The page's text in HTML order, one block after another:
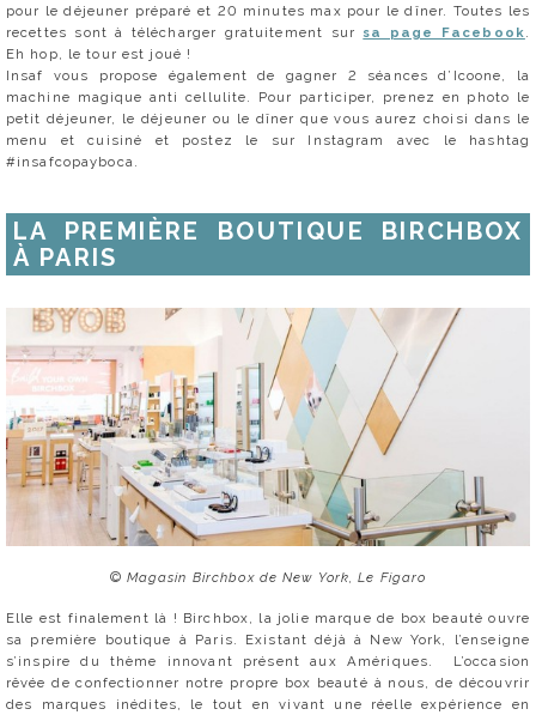
pour le déjeuner préparé et 20 minutes max pour le dîner. Toutes les
recettes sont à télécharger gratuitement sur sa page Facebook.
Eh hop, le tour est joué !
Insaf vous propose également de gagner 2 séances d’Icoone, la
machine magique anti cellulite. Pour participer, prenez en photo le
petit déjeuner, le déjeuner ou le dîner que vous aurez choisi dans le
menu et cuisiné et postez le sur Instagram avec le hashtag
#insafcopayboca.
LA PREMIÈRE BOUTIQUE BIRCHBOX
À PARIS
© Magasin Birchbox de New York, Le Figaro
Elle est finalement là ! Birchbox, la jolie marque de box beauté ouvre
sa première boutique à Paris. Existant déjà à New York, l’enseigne
s’inspire du thème innovant présent aux Amériques. L’occasion
rêvée de confectionner notre propre box beauté à nous, de découvrir
des marques inédites, le tout en vivant une réelle expérience en